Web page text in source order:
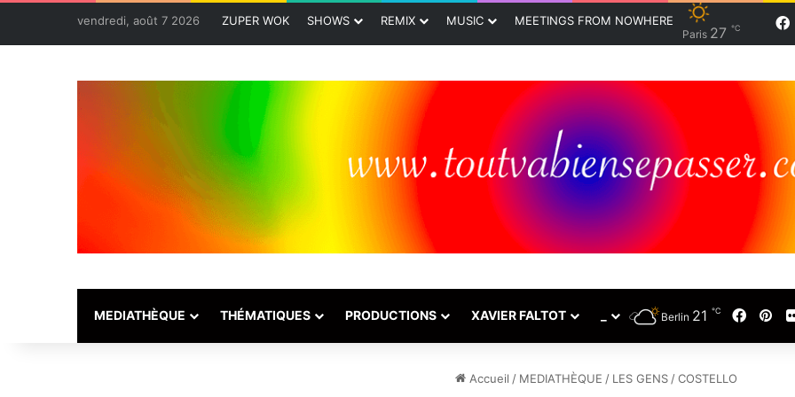
vendredi, août 7 2026 ZUPER WOK SHOWS REMIX MUSIC MEETINGS FROM NOWHERE
Paris 27 ℃
MEDIATHÈQUE THÉMATIQUES PRODUCTIONS XAVIER FALTOT Berlin 21 ℃
Accueil / MEDIATHÈQUE / LES GENS/COSTELLO